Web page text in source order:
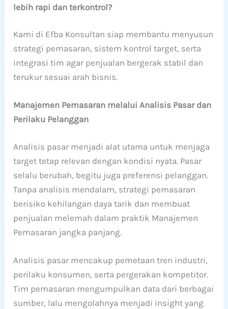
lebih rapi dan terkontrol?
Kami di Efba Konsultan siap membantu menyusun
strategi pemasaran, sistem kontrol target, serta
integrasi tim agar penjualan bergerak stabil dan
terukur sesuai arah bisnis.
Manajemen Pemasaran melalui Analisis Pasar dan
Perilaku Pelanggan
Analisis pasar menjadi alat utama untuk menjaga
target tetap relevan dengan kondisi nyata. Pasar
selalu berubah, begitu juga preferensi pelanggan.
Tanpa analisis mendalam, strategi pemasaran
berisiko kehilangan daya tarik dan membuat
penjualan melemah dalam praktik Manajemen
Pemasaran jangka panjang.
Analisis pasar mencakup pemetaan tren industri,
perilaku konsumen, serta pergerakan kompetitor.
Tim pemasaran mengumpulkan data dari berbagai
sumber, lalu mengolahnya menjadi insight yang